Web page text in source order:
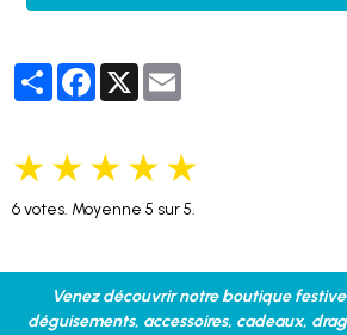
PartagerFacebook
X
★★★★★
6votes. Moyenne 5 sur 5.
Venez découvrir notre boutique
déguisements, accessoires, cadeaux,